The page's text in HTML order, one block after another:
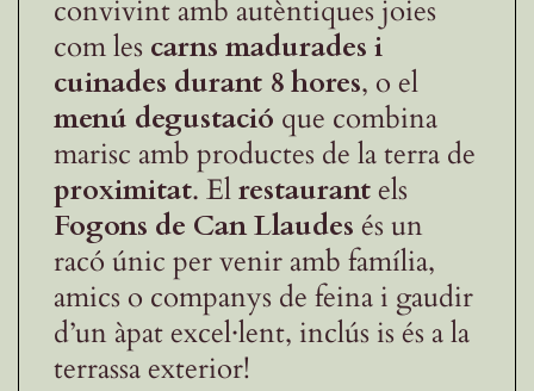
convivint amb autèntiques joies
com les carns madurades i
cuinades durant 8 hores, o el
menú degustació que combina
marisc amb productes de la terra de
proximitat. Elrestaurantels
Fogons de CanLlaudes és un
racó únic per venir amb família,
amics o companys de feina i gaudir
d’un àpat excel·lent, inclús is és a la
terrassa exterior!